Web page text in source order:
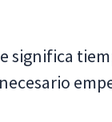
significa